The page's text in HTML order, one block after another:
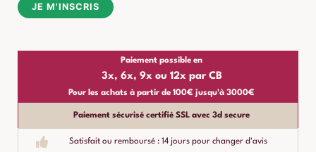
l
JE M'INSCRIS
Paiement possible en
3x, 6x, 9x ou 12x par CB
Pour les achats à partir de 100€ jusqu'à 3000€
Paiement sécurisé certifié SSL avec 3d secure
Satisfait ou remboursé : 14 jours pour changer d'avis